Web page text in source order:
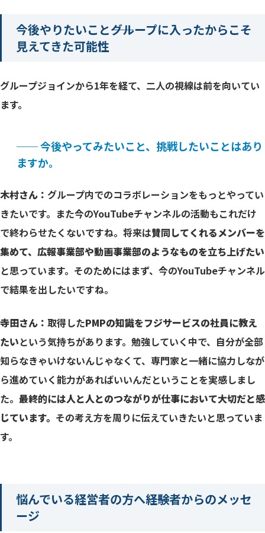
今後やりたいこと――グループに入ったからこそ
見えてきた可能性
グループジョインから1年を経て、二人の視線は前を向いてい
ます。
── 今後やってみたいこと、挑戦したいことはあり
ますか。
木村さん： グループ内でのコラボレーションをもっとやってい
きたいです。また今のYouTubeチャンネルの活動もこれだけ
で終わらせたくないですね。将来は賛同してくれるメンバーを
集めて、広報事業部や動画事業部のようなものを立ち上げたい
と思っています。そのためにはまず、今のYouTubeチャンネル
で結果を出したいですね。
寺田さん： 取得したPMPの知識をフジサービスの社員に教え
たいという気持ちがあります。勉強していく中で、自分が全部
知らなきゃいけないんじゃなくて、専門家と一緒に協力しなが
ら進めていく能力があればいいんだということを実感しまし
た。 最終的には人と人とのつながりが仕事において大切だと感
じています。 その考え方を周りに伝えていきたいと思っていま
す。
悩んでいる経営者の方へ――経験者からのメッセ
ージ